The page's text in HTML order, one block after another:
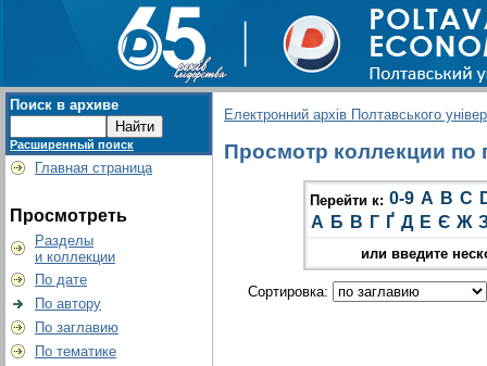
Поиск в архиве
Расширенный поиск
Главная страница
Просмотреть
Разделы
и коллекции
По дате
По автору
По заглавию
По тематике
Електронний архів Полтавського
Просмотр коллекции по
Перейти к: 0-9 A B C
А Б В Г Ґ Д Е Є Ж
или введите
Сортировка: